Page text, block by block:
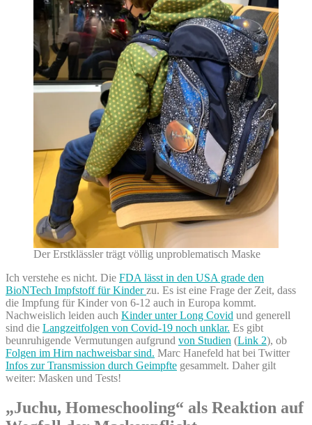
Der Erstklässler trägt völlig unproblematisch Maske
Ich verstehe es nicht. Die FDA lässt in den USA grade den
BioNTech Impfstoff für Kinderzu. Es ist eine Frage der Zeit, dass
die Impfung für Kinder von 6-12 auch in Europa kommt.
Nachweislich leiden auch Kinder unter Long Covid und generell
sind die Langzeitfolgen von Covid-19 noch unklar. Es gibt
beunruhigende Vermutungen aufgrund von Studien (Link 2), ob
Folgen im Hirn nachweisbar sind. Marc Hanefeld hat bei Twitter
Infos zur Transmission durch Geimpfte gesammelt. Daher gilt
weiter: Masken und Tests!
„Juchu, Homeschooling“ als Reaktion auf